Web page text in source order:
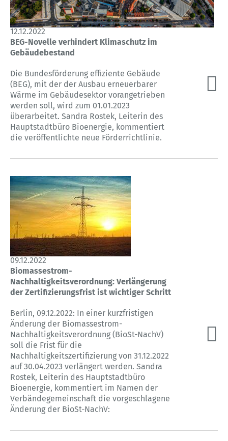
12.12.2022
BEG-Novelle verhindert Klimaschutz im
Gebäudebestand
Die Bundesförderung effiziente Gebäude
(BEG), mit der der Ausbau erneuerbarer
Wärme im Gebäudesektor vorangetrieben
werden soll, wird zum 01.01.2023
überarbeitet. Sandra Rostek, Leiterin des
Hauptstadtbüro Bioenergie, kommentiert
die veröffentlichte neue Förderrichtlinie.
09.12.2022
Biomassestrom-
Nachhaltigkeitsverordnung: Verlängerung
der Zertifizierungsfrist ist wichtiger Schritt
Berlin, 09.12.2022: In einer kurzfristigen
Änderung der Biomassestrom-
Nachhaltigkeitsverordnung (BioSt-NachV)
soll die Frist für die
Nachhaltigkeitszertifizierung von 31.12.2022
auf 30.04.2023 verlängert werden. Sandra
Rostek, Leiterin des Hauptstadtbüro
Bioenergie, kommentiert im Namen der
Verbändegemeinschaft die vorgeschlagene
Änderung der BioSt-NachV: